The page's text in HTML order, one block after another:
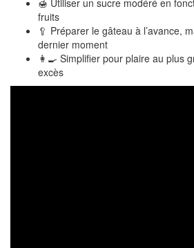
🍯 Utiliser un sucre modéré en
fruits
🥄 Préparer le gâteau à l’avance,
dernier moment
👩‍🍳 Simplifier pour plaire au plus
excès